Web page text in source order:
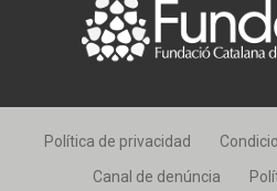
Política de privacidad
Canal de denúncia